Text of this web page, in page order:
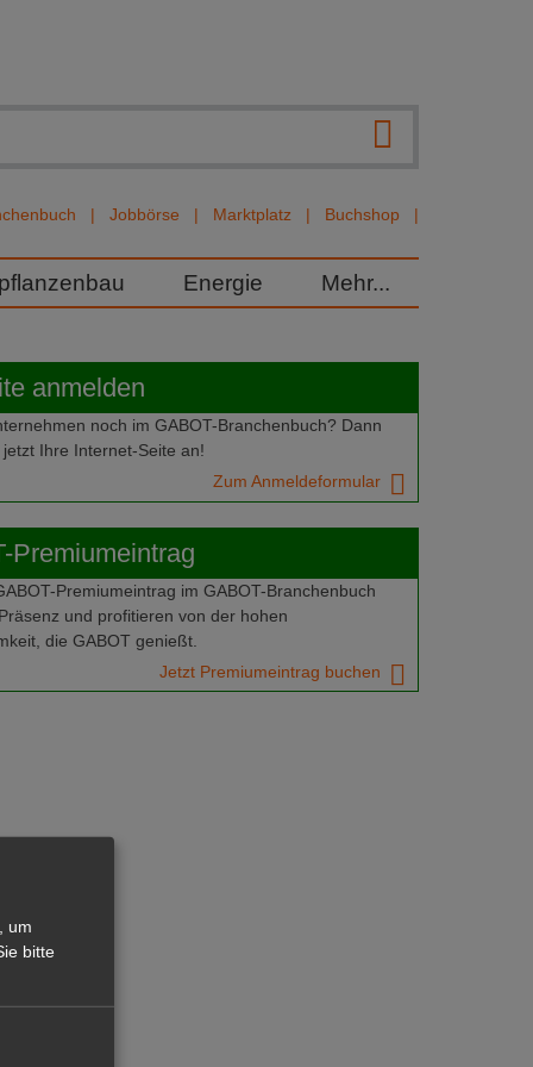
Jobbörse Marktplatz Buchshop
Energie Mehr...
anmelden
noch im GABOT-Branchenbuch? Dann
Ihre Internet-Seite an!
Zum Anmeldeformular
Premiumeintrag
Premiumeintrag im GABOT-Branchenbuch
und profitieren von der hohen
die GABOT genießt.
Jetzt Premiumeintrag buchen
um
bitte